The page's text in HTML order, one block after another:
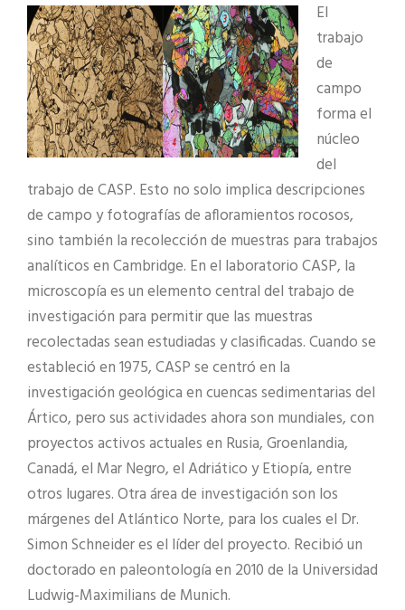
El
trabajo
de
campo
forma el
núcleo
del
trabajo de CASP. Esto no solo implica descripciones
de campo y fotografías de afloramientos rocosos,
sino también la recolección de muestras para trabajos
analíticos en Cambridge. En el laboratorio CASP, la
microscopía es un elemento central del trabajo de
investigación para permitir que las muestras
recolectadas sean estudiadas y clasificadas. Cuando se
estableció en 1975, CASP se centró en la
investigación geológica en cuencas sedimentarias del
Ártico, pero sus actividades ahora son mundiales, con
proyectos activos actuales en Rusia, Groenlandia,
Canadá, el Mar Negro, el Adriático y Etiopía, entre
otros lugares. Otra área de investigación son los
márgenes del Atlántico Norte, para los cuales el Dr.
Simon Schneider es el líder del proyecto. Recibió un
doctorado en paleontología en 2010 de la Universidad
Ludwig-Maximilians de Munich.